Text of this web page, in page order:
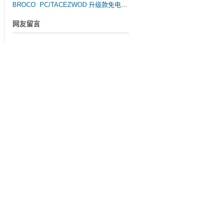
BROCO PC/TACEZWOD 升级款免电金属弧水陆两用便携切割器
网友留言